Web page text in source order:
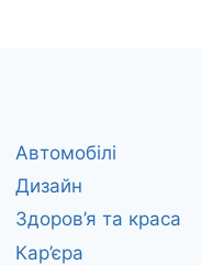
Автомобілі
Дизайн
Здоров’я та краса
Кар’єра